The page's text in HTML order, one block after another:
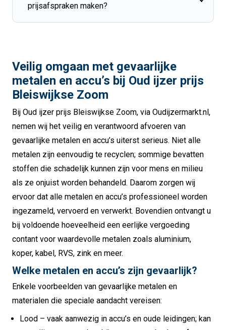
prijsafspraken maken?
Veilig omgaan met gevaarlijke
metalen en accu’s bij Oud ijzer prijs
Bleiswijkse Zoom
Bij Oud ijzer prijs Bleiswijkse Zoom, via Oudijzermarkt.nl,
nemen wij het veilig en verantwoord afvoeren van
gevaarlijke metalen en accu’s uiterst serieus. Niet alle
metalen zijn eenvoudig te recyclen; sommige bevatten
stoffen die schadelijk kunnen zijn voor mens en milieu
als ze onjuist worden behandeld. Daarom zorgen wij
ervoor dat alle metalen en accu’s professioneel worden
ingezameld, vervoerd en verwerkt. Bovendien ontvangt u
bij voldoende hoeveelheid een eerlijke vergoeding
contant voor waardevolle metalen zoals aluminium,
koper, kabel, RVS, zink en meer.
Welke metalen en accu’s zijn gevaarlijk?
Enkele voorbeelden van gevaarlijke metalen en
materialen die speciale aandacht vereisen:
Lood – vaak aanwezig in accu’s en oude leidingen; kan